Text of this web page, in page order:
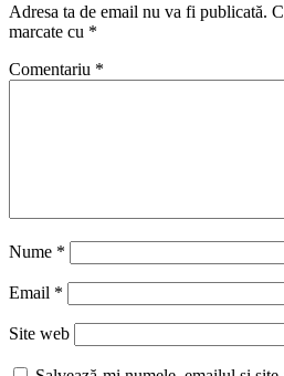
Adresa ta de email nu va fi publicată.
marcate cu *
Comentariu *
Nume *
Email *
Site web